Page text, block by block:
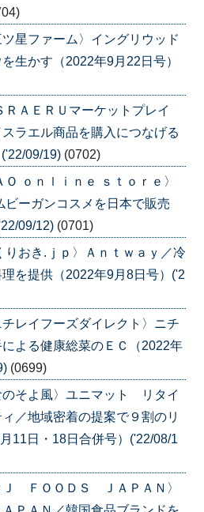
星ファーム〉イングリウッド
生かす（2022年9月22日号）
ＲＡＥＲＵマーケットプレイ
ラエル商品を購入につなげる
09/19) (0702)
Ｏ ｏｎｌｉｎｅ ｓｔｏｒｅ〉
ビーガンコスメを日本で販売
09/12) (0701)
りおき.ｊｐ〉Ａｎｔｗａｙ／冷
を提供（2022年9月8日号）('2
レイフーズダイレクト〉ニチ
よる健康総菜のＥＣ（2022年
(0699)
そよ風〉ユニマット リタイ
／地域密着の提案で９割のリ
11日・18日合併号）('22/08/1
Ｊ ＦＯＯＤＳ ＪＡＰＡＮ〉